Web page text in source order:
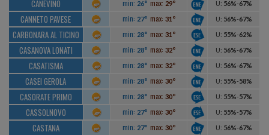
CANEVINO min: 26° max: 29° U: 56%-67%
CANNETO PAVESE min: 27° max: 31° U: 56%-67%
CARBONARA AL TICINO min: 28° max: 31° U: 55%-62%
CASANOVA LONATI min: 28° max: 32° U: 56%-67%
CASATISMA min: 28° max: 32° U: 56%-67%
CASEI GEROLA min: 28° max: 30° U: 55%-58%
CASORATE PRIMO min: 28° max: 30° U: 55%-57%
CASSOLNOVO min: 27° max: 30° U: 55%-57%
CASTANA min: 27° max: 30° U: 56%-67%